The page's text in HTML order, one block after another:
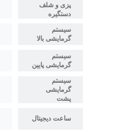
پزی و شلف
دستگیره
سیستم
گرمایشی بالا
سیستم
گرمایشی پایین
سیستم
گرمایشی
پشت
ساعت دیجیتال